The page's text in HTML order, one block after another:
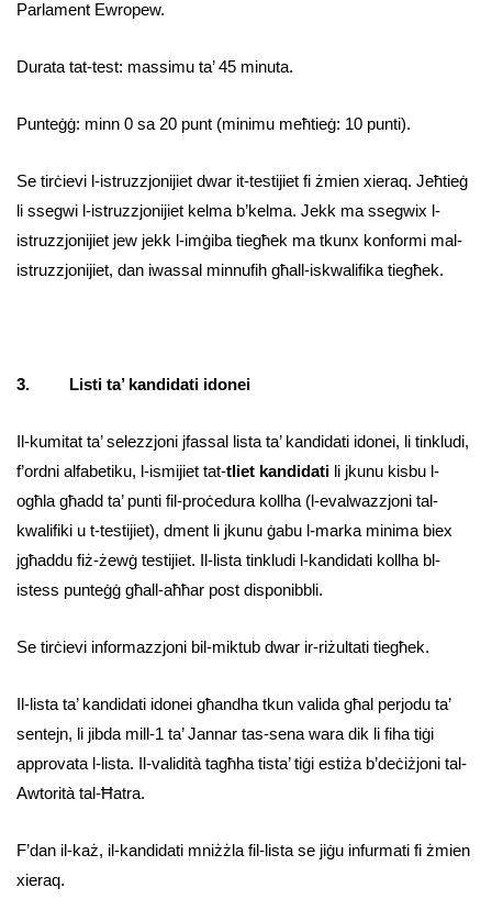
Parlament Ewropew.
Durata tat-test: massimu ta’ 45 minuta.
Punteġġ: minn 0 sa 20 punt (minimu meħtieġ: 10 punti).
Se tirċievi l-istruzzjonijiet dwar it-testijiet fi żmien xieraq. Jeħtieġ
li ssegwi l-istruzzjonijiet kelma b’kelma. Jekk ma ssegwix l-
istruzzjonijiet jew jekk l-imġiba tiegħek ma tkunx konformi mal-
istruzzjonijiet, dan iwassal minnufih għall-iskwalifika tiegħek.
3. Listi ta’ kandidati idonei
Il-kumitat ta’ selezzjoni jfassal lista ta’ kandidati idonei, li tinkludi,
f’ordni alfabetiku, l-ismijiet tat-tliet kandidati li jkunu kisbu l-
ogħla għadd ta’ punti fil-proċedura kollha (l-evalwazzjoni tal-
kwalifiki u t-testijiet), dment li jkunu ġabu l-marka minima biex
jgħaddu fiż-żewġ testijiet. Il-lista tinkludi l-kandidati kollha bl-
istess punteġġ għall-aħħar post disponibbli.
Se tirċievi informazzjoni bil-miktub dwar ir-riżultati tiegħek.
Il-lista ta’ kandidati idonei għandha tkun valida għal perjodu ta’
sentejn, li jibda mill-1 ta’ Jannar tas-sena wara dik li fiha tiġi
approvata l-lista. Il-validità tagħha tista’ tiġi estiża b’deċiżjoni tal-
Awtorità tal-Ħatra.
F’dan il-każ, il-kandidati mniżżla fil-lista se jiġu infurmati fi żmien
xieraq.